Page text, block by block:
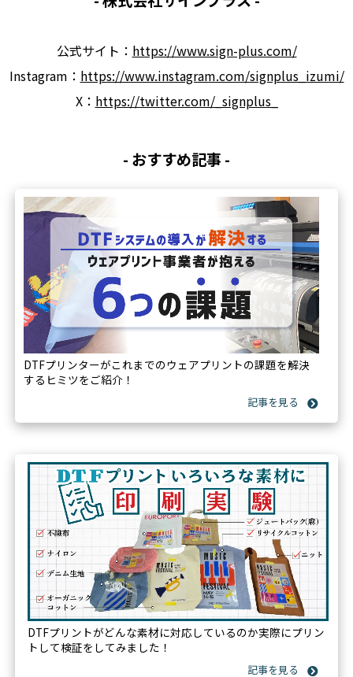
公式サイト： https://www.sign-plus.com/
Instagram： https://www.instagram.com/signplus_izumi/
X： https://twitter.com/_signplus_
- おすすめ記事 -
DTFプリンターがこれまでのウェアプリントの課題を解決
するヒミツをご紹介！
DTFプリントがどんな素材に対応しているのか実際にプリン
トして検証をしてみました！